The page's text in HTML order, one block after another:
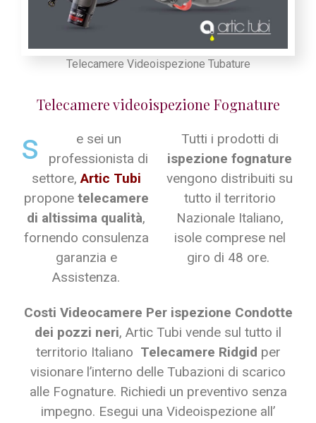
Telecamere videoispezione Fognature
s
e sei un
professionista di
settore,Artic Tubi
propone telecamere
di altissima qualità,
fornendo consulenza
garanzia e
Assistenza.
Tutti i prodotti di
ispezione fognature
vengono distribuiti su
tutto il territorio
Nazionale Italiano,
isole comprese nel
giro di 48 ore.
Costi Videocamere Per ispezione Condotte
dei pozzi neri, Artic Tubi vende sul tutto il
territorio Italiano Telecamere Ridgid per
visionare l’interno delle Tubazioni di scarico
alle Fognature. Richiedi un preventivo senza
impegno. Esegui una Videoispezione all’
Telecamere Videoispezione Tubature